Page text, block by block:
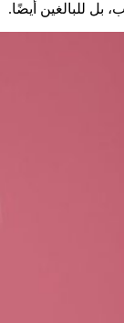
بل للبالغين أيضًا.